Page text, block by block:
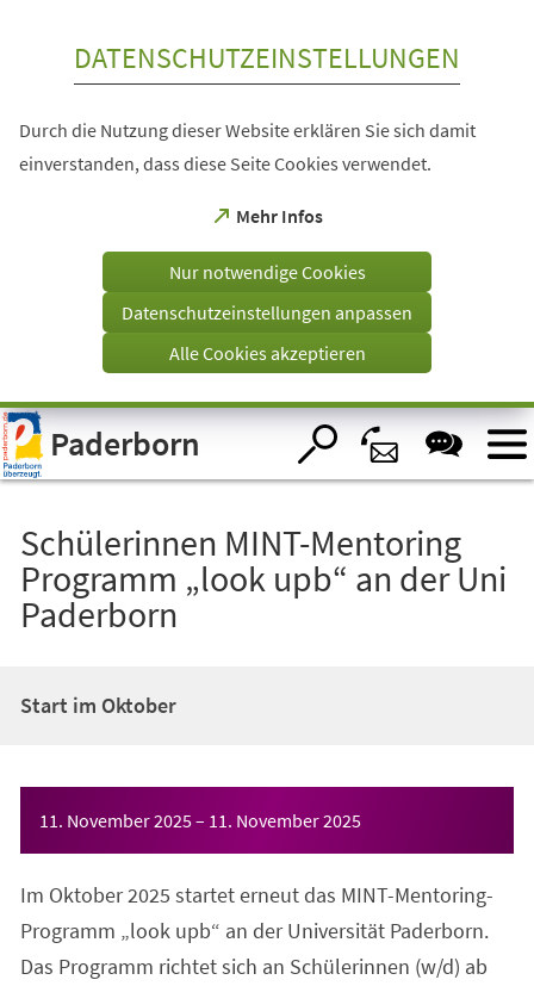
Visuelle
Assistenzsoftware
öffnen.
DATENSCHUTZEINSTELLUNGEN
Durch die Nutzung dieser Website erklären Sie sich damit
einverstanden, dass diese Seite Cookies verwendet.
Mehr Infos
(Öffnet
einem
Tab)
Nur notwendige Cookies
Datenschutzeinstellungen anpassen
Alle Cookies akzeptieren
Paderborn
Schülerinnen MINT-Mentoring
Programm „look upb“ an der Uni
Paderborn
Start im Oktober
11. November 2025– 11. November 2025
Im Oktober 2025 startet erneut das MINT-Mentoring-
Programm „look upb“ an der Universität Paderborn.
Das Programm richtet sich an Schülerinnen (w/d) ab